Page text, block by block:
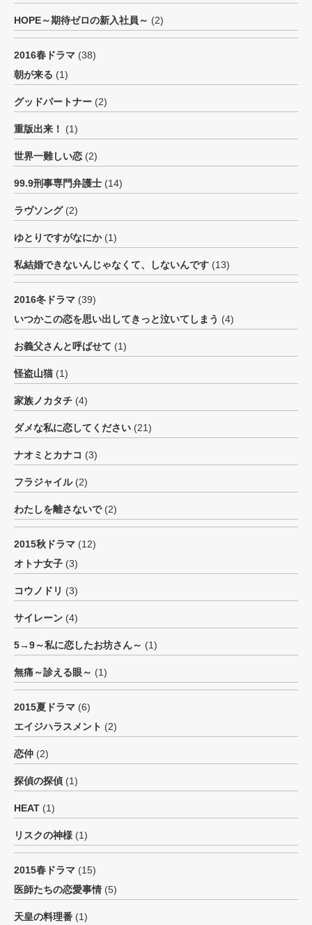
HOPE～期待ゼロの新入社員～ (2)
2016春ドラマ (38)
朝が来る (1)
グッドパートナー (2)
重版出来！ (1)
世界一難しい恋 (2)
99.9刑事専門弁護士 (14)
ラヴソング(2)
ゆとりですがなにか(1)
私結婚できないんじゃなくて、しないんです (13)
2016冬ドラマ (39)
いつかこの恋を思い出してきっと泣いてしまう (4)
お義父さんと呼ばせて (1)
怪盗山猫 (1)
家族ノカタチ (4)
ダメな私に恋してください (21)
ナオミとカナコ (3)
フラジャイル(2)
わたしを離さないで(2)
2015秋ドラマ (12)
オトナ女子 (3)
コウノドリ (3)
サイレーン (4)
5→9～私に恋したお坊さん～ (1)
無痛～診える眼～ (1)
2015夏ドラマ (6)
エイジハラスメント (2)
恋仲 (2)
探偵の探偵 (1)
HEAT (1)
リスクの神様 (1)
2015春ドラマ (15)
医師たちの恋愛事情 (5)
天皇の料理番 (1)